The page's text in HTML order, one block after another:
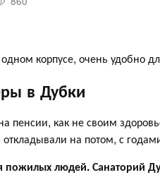
корпусе, очень удобно
в Дубки
пенсии, как не своим
на потом, с
пожилых людей. Санаторий